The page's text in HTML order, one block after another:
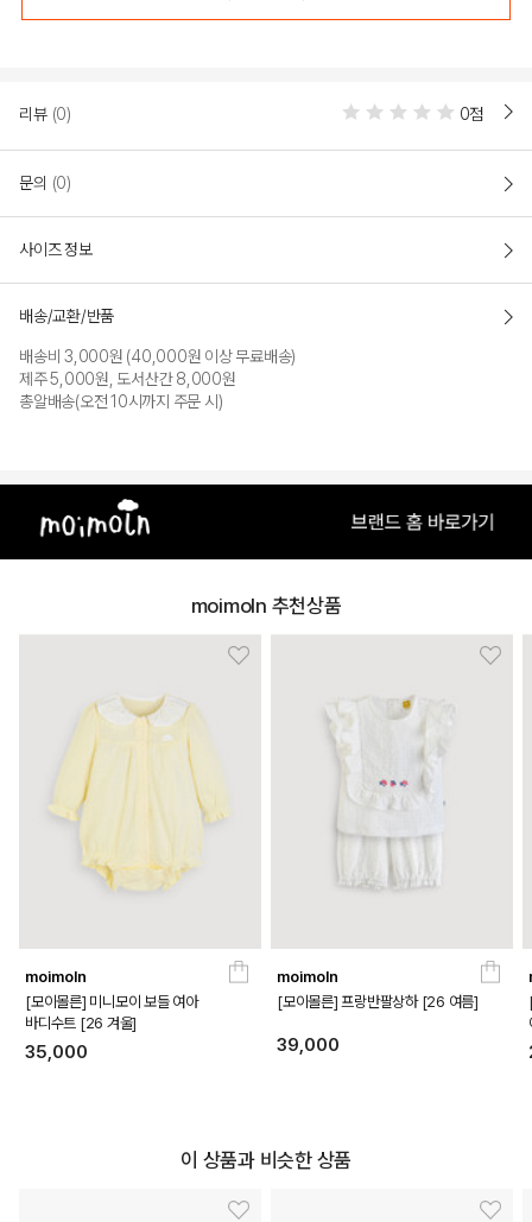
리뷰 (0) 0점
문의 (0)
사이즈 정보
배송/교환/반품
배송비 3,000원 (40,000원 이상 무료배송)
제주 5,000원, 도서산간 8,000원
총알배송(오전 10시까지 주문 시)
moimoln 추천상품
moimoln
[모이몰른] 미니모이 보들 여아
바디수트 [26 겨울]
35,000
moimoln
[모이몰른] 프랑반팔상하 [26 여름]
39,000
이 상품과 비슷한 상품